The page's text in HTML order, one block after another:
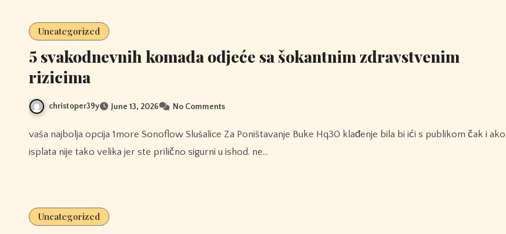
Uncategorized
5 svakodnevnih komada odjeće sa šokantnim zdravstvenim
rizicima
christoper39y June 13, 2026 No Comments
vaša najbolja opcija 1more Sonoflow Slušalice Za Poništavanje Buke Hq30 klađenje bila bi ići s publikom čak i ako
isplata nije tako velika jer ste prilično sigurni u ishod. ne…
Uncategorized